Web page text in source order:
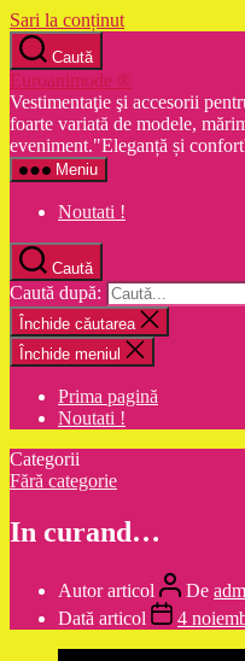
Sari la conținut
Caută
Euroanimode ®
Vestimentaţie şi accesorii
foarte variată de modele,
eveniment."Eleganță și
Meniu
Noutati !
Caută
Caută după:
Închide căutarea
Închide meniul
Prima pagină
Noutati !
Categorii
Fără categorie
In curand…
Autor articol De
Dată articol
4